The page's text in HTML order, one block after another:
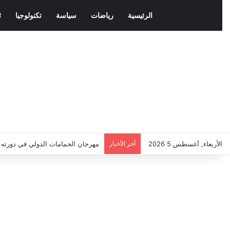
الرئيسية رياضات سياسة تكنولوجيا
الأربعاء, أغسطس 5 2026 آخر الأخبار